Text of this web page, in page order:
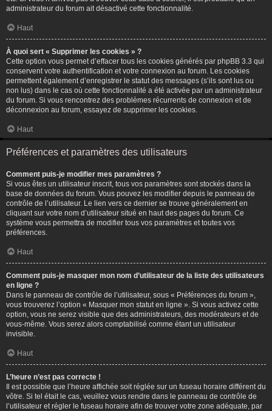
administrateur du forum ait désactivé cette fonctionnalité.
Haut
À quoi sert « Supprimer les cookies » ?
Cette option vous permet d’effacer tous les cookies générés par phpBB 3.3 qui
conservent votre authentification et votre connexion au forum. Les cookies
permettent également d’enregistrer le statut des messages (s’ils sont lus ou
non lus) dans le cas où cette fonctionnalité a été activée par un administrateur
du forum. Si vous rencontrez des problèmes récurrents de connexion et de
déconnexion au forum, essayez de supprimer les cookies.
Haut
Préférences et paramètres des utilisateurs
Comment puis-je modifier mes paramètres ?
Si vous êtes un utilisateur inscrit, tous vos paramètres sont stockés dans la
base de données du forum. Vous pouvez les modifier depuis le panneau de
contrôle de l’utilisateur. Le lien vers ce dernier se trouve généralement en
cliquant sur votre nom d’utilisateur situé en haut des pages du forum. Ce
système vous permettra de modifier tous vos paramètres et toutes vos
préférences.
Haut
Comment puis-je masquer mon nom d’utilisateur de la liste des utilisateurs
en ligne ?
Dans le panneau de contrôle de l’utilisateur, sous « Préférences du forum »,
vous trouverez l’option « Masquer mon statut en ligne ». Si vous activez cette
option, vous ne serez visible que des administrateurs, des modérateurs et de
vous-même. Vous serez alors comptabilisé comme étant un utilisateur
invisible.
Haut
L’heure n’est pas correcte !
Il est possible que l’heure affichée soit réglée sur un fuseau horaire différent du
vôtre. Si tel était le cas, veuillez vous rendre dans le panneau de contrôle de
l’utilisateur et régler le fuseau horaire afin de trouver votre zone adéquate, par